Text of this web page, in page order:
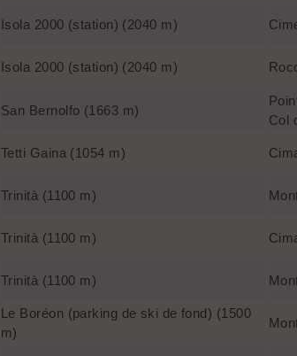
Isola 2000 (station) (2040 m)
Isola 2000 (station) (2040 m)
San Bernolfo (1663 m)
Col
Tetti Gaina (1054 m)
Trinità (1100 m)
Trinità (1100 m)
Trinità (1100 m)
Le Boréon (parking de ski de fond) (1500
m)